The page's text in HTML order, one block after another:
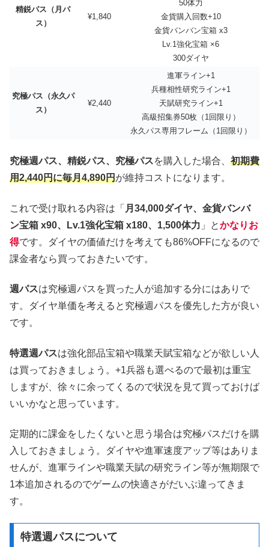
精鋭パス（月パ
ス）
¥1,840
50体力
金貨購入回数+10
金貨バンバン宝箱 x3
Lv.1強化宝箱 ×6
300ダイヤ
究極パス（永久パ
ス）
¥2,440
進軍ライン+1
兵種相性研究ライン+1
天賦研究ライン+1
高級招集券50枚（1回限り）
永久パス専用フレーム（1回限り）
究極週パス、精鋭パス、究極パスを購入した場合、 初期費
用2,440円に毎月4,890円が維持コストになります。
これで受け取れる内容は「 月34,000ダイヤ、金貨バンバ
ン宝箱 x90、Lv.1強化宝箱 x180、1,500体力 」とかなりお
得です。ダイヤの価値だけを考えても86%OFFになるので
課金者なら買っておきたいです。
週パスは究極週パスを買った人が追加する分にはありで
す。ダイヤ単価を考えると究極週パスを優先した方が良い
です。
特選週パスは強化部品宝箱や職業天賦宝箱などが欲しい人
は買っておきましょう。+1兵器も選べるので最初は重宝
しますが、徐々に余ってくるので状況を見て買っておけば
いいかなと思っています。
定期的に課金をしたくないと思う場合は究極パスだけを購
入しておきましょう。ダイヤや進軍速度アップ等はありま
せんが、進軍ラインや職業天賦の研究ライン等が無期限で
1本追加されるのでゲームの快適さがだいぶ違ってきま
す。
特選週パスについて